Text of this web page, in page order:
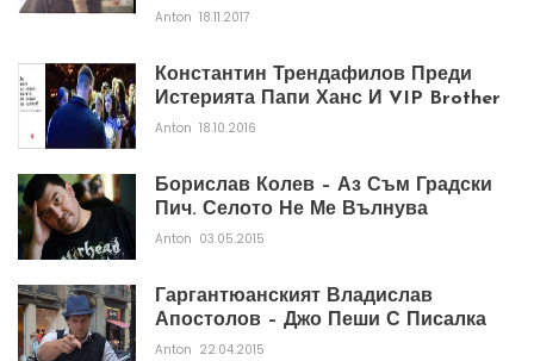
Anton 18.11.2017
Константин Трендафилов Преди
Истерията Папи Ханс И VIP Brother
Anton 18.10.2016
Борислав Колев – Аз Съм Градски
Пич. Селото Не Ме Вълнува
Anton 03.05.2015
Гаргантюанският Владислав
Апостолов – Джо Пеши С Писалка
Anton 22.04.2015